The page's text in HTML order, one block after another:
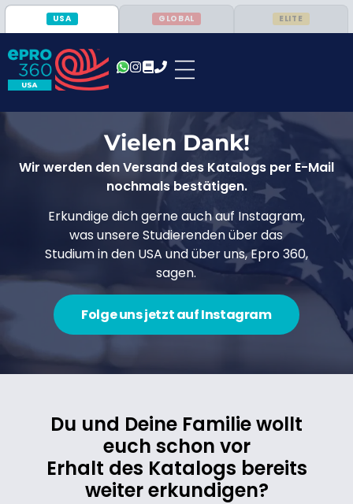
USA GLOBAL ELITE
Vielen Dank!
Wir werden den Versand des Katalogs per E-Mail
nochmals bestätigen.
Erkundige dich gerne auch auf Instagram,
was unsere Studierenden über das
Studium in den USA und über uns, Epro 360,
sagen.
Folge uns jetzt auf Instagram
Du und Deine Familie wollt
euch schon vor
Erhalt des Katalogs bereits
weiter erkundigen?